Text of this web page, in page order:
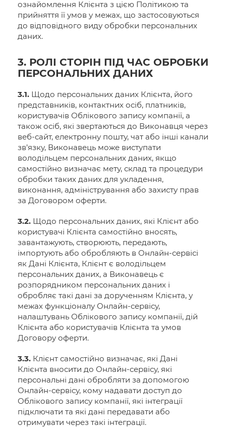
ознайомлення Клієнта з цією Політикою та
прийняття її умов у межах, що застосовуються
до відповідного виду обробки персональних
даних.
3. РОЛІ СТОРІН ПІД ЧАС ОБРОБКИ
ПЕРСОНАЛЬНИХ ДАНИХ
3.1. Щодо персональних даних Клієнта, його
представників, контактних осіб, платників,
користувачів Облікового запису компанії, а
також осіб, які звертаються до Виконавця через
веб-сайт, електронну пошту, чат або інші канали
зв’язку, Виконавець може виступати
володільцем персональних даних, якщо
самостійно визначає мету, склад та процедури
обробки таких даних для укладення,
виконання, адміністрування або захисту прав
за Договором оферти.
3.2. Щодо персональних даних, які Клієнт або
користувачі Клієнта самостійно вносять,
завантажують, створюють, передають,
імпортують або обробляють в Онлайн-сервісі
як Дані Клієнта, Клієнт є володільцем
персональних даних, а Виконавець є
розпорядником персональних даних і
обробляє такі дані за дорученням Клієнта, у
межах функціоналу Онлайн-сервісу,
налаштувань Облікового запису компанії, дій
Клієнта або користувачів Клієнта та умов
Договору оферти.
3.3. Клієнт самостійно визначає, які Дані
Клієнта вносити до Онлайн-сервісу, які
персональні дані обробляти за допомогою
Онлайн-сервісу, кому надавати доступ до
Облікового запису компанії, які інтеграції
підключати та які дані передавати або
отримувати через такі інтеграції.